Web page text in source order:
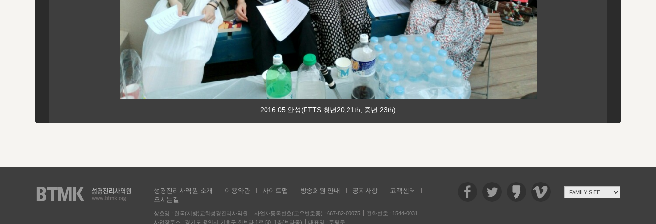
2016.05 안성(FTTS 청년20,21th, 중년 23th)
성경진리사역원 소개 이용약관 사이트맵 방송회원 안내 공지사항
고객센터
오시는길
상호명 : 한국(지방)교회성경진리사역원 사업자등록번호(고유번호증) : 667-82-00075
전화번호 : 1544-0031
사업장주소 : 경기도 용인시 기흥구 한보라 1로 50, 1층(보라동)
대표명 : 주평문